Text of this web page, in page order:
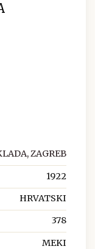
ZAGREB
1922
HRVATSKI
378
MEKI